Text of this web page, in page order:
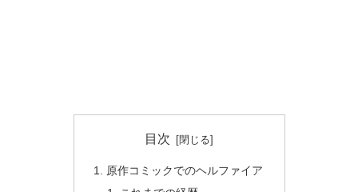
目次
原作コミックでのヘルファイア